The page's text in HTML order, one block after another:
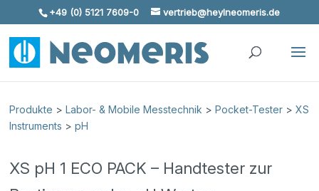
Skip To Content
+49 (0) 5121 7609-0 vertrieb@heylneomeris.de
Produkte >Labor- & Mobile Messtechnik >Pocket-Tester >XS
Instruments >pH
XS pH 1 ECO PACK – Handtester zur